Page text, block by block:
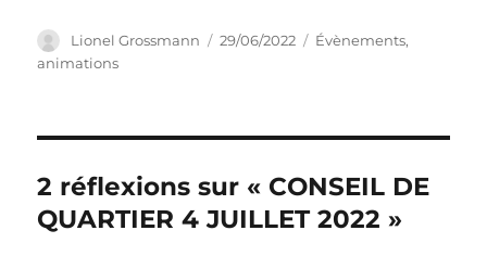
Auteur
Lionel Grossmann
Publié
29/06/2022 Catégories
Évènements,
animations
2 réflexions sur « CONSEIL DE
QUARTIER 4 JUILLET 2022 »